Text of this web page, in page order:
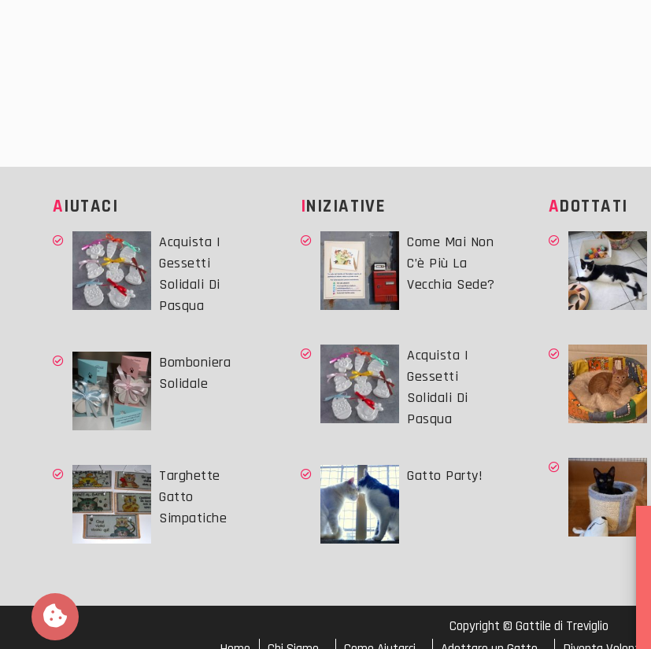
AIUTACI
Acquista I
Gessetti
Solidali Di
Pasqua
Bomboniera
Solidale
Targhette
Gatto
Simpatiche
INIZIATIVE
Come Mai Non
C’è Più La
Vecchia Sede?
Acquista I
Gessetti
Solidali Di
Pasqua
Gatto Party!
ADOTTATI
Copyright © Gattile di Treviglio